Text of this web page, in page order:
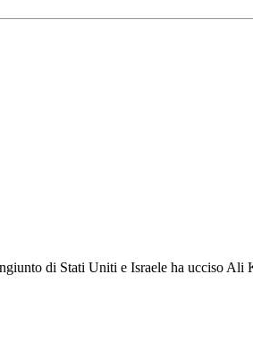
di Stati Uniti e Israele ha ucciso Ali